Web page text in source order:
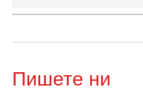
Пишете ни